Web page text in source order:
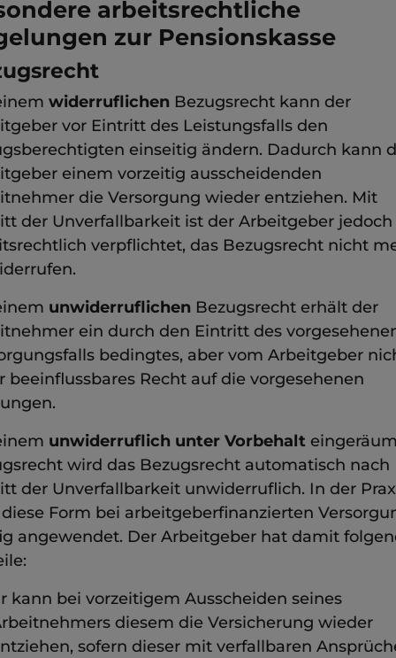
arbeitsrechtliche
zur Pensionskasse
widerruflichen Bezugsrecht kann der
vor Eintritt des Leistungsfalls den
einseitig ändern. Dadurch kann
einem vorzeitig ausscheidenden
die Versorgung wieder entziehen. Mit
der Unverfallbarkeit ist der Arbeitgeber jedoch
verpflichtet, das Bezugsrecht nicht
unwiderruflichen Bezugsrecht erhält der
ein durch den Eintritt des
bedingtes, aber vom Arbeitgeber
beeinflussbares Recht auf die vorgesehenen
unwiderruflich unter Vorbehalt
wird das Bezugsrecht automatisch nach
der Unverfallbarkeit unwiderruflich. In der
Form bei arbeitgeberfinanzierten
angewendet. Der Arbeitgeber hat damit
kann bei vorzeitigem Ausscheiden seines
diesem die Versicherung wieder
sofern dieser mit verfallbaren